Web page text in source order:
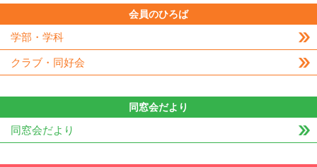
会員のひろば
学部・学科
クラブ・同好会
同窓会だより
同窓会だより